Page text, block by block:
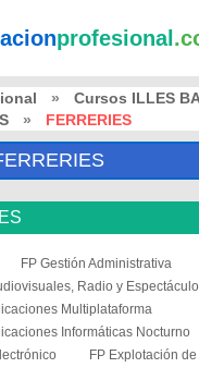
profesional
» Cursos ILLES
» FERRERIES
FP Gestión Administrativa
Radio y
Multiplataforma
Informáticas Nocturno
FP Explotación